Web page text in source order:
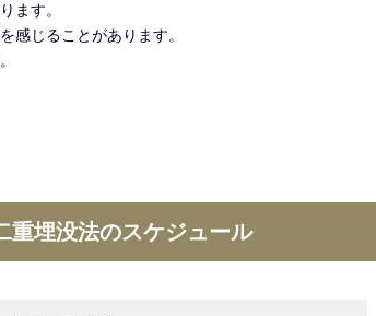
ます。
感じることがあります。
重埋没法のスケジュール